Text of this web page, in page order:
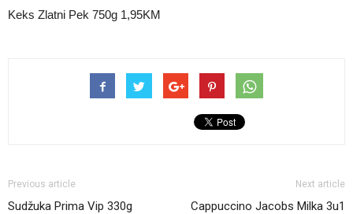
Keks Zlatni Pek 750g 1,95KM
Previous article
Sudžuka Prima Vip 330g
Next article
Cappuccino Jacobs Milka 3u1